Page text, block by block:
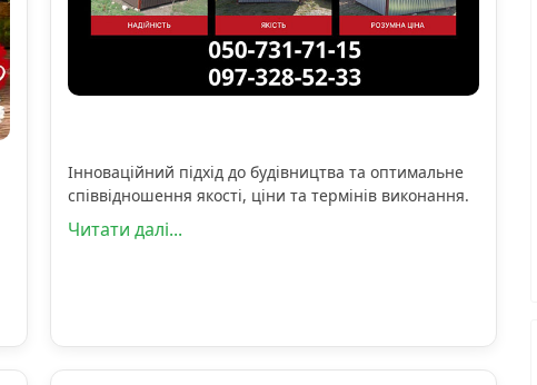
Інноваційний підхід до будівництва та оптимальне
співвідношення якості, ціни та термінів виконання.
Читати далі...